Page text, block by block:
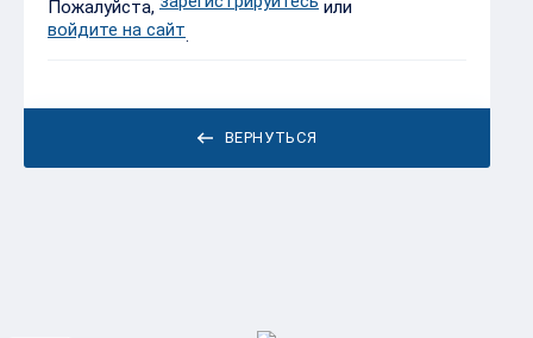
Пожалуйста,
или
войдите на сайт.
ВЕРНУТЬСЯ